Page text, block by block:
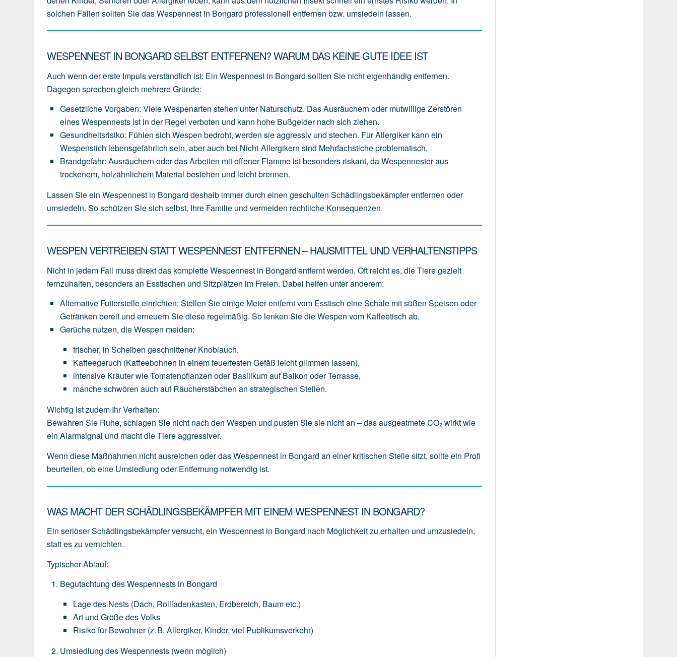
solchen Fällen sollten Sie das Wespennest in Bongard professionell entfernen bzw. umsiedeln lassen.
WESPENNEST IN BONGARD SELBST ENTFERNEN? WARUM DAS KEINE GUTE IDEE IST
Auch wenn der erste Impuls verständlich ist: Ein Wespennest in Bongard sollten Sie nicht eigenhändig entfernen.
Dagegen sprechen gleich mehrere Gründe:
Gesetzliche Vorgaben: VieleWespenarten stehen unter Naturschutz. DasAusräuchern oder mutwilligeZerstören
einesWespennests ist in der Regel verboten und kann hohe Bußgelder nach sich ziehen.
Gesundheitsrisiko: Fühlen sich Wespen bedroht, werden sieaggressiv und stechen. FürAllergiker kann ein
Wespenstich lebensgefährlich sein, aberauch bei Nicht-Allergikern sind Mehrfachsticheproblematisch.
Brandgefahr: Ausräuchern oderdasArbeiten mitoffener Flamme istbesonders riskant, daWespennesteraus
trockenem, holzähnlichem Material bestehen und leichtbrennen.
Lassen Sie ein Wespennest in Bongard deshalb immer durch einen geschulten Schädlingsbekämpfer entfernen oder
umsiedeln. So schützen Sie sich selbst, Ihre Familie und vermeiden rechtliche Konsequenzen.
WESPEN VERTREIBEN STATT WESPENNEST ENTFERNEN – HAUSMITTEL UND VERHALTENSTIPPS
Nicht in jedem Fall muss direkt das komplette Wespennest in Bongard entfernt werden. Oft reicht es, die Tiere gezielt
fernzuhalten, besonders an Esstischen und Sitzplätzen im Freien. Dabei helfen unter anderem:
Alternative Futterstelle einrichten: Stellen Sieeinige Meterentferntvom Esstisch eineSchale mitsüßen Speisen oder
Getränken bereit und erneuern Siediese regelmäßig. So lenken SiedieWespen vom Kaffeetisch ab.
Gerüche nutzen, die Wespen meiden:
frischer, in Scheiben geschnittener Knoblauch,
Kaffeegeruch (Kaffeebohnen in einemfeuerfesten Gefäß leichtglimmen lassen),
intensive KräuterwieTomatenpflanzen oder Basilikumauf Balkon oderTerrasse,
mancheschwören auch auf Räucherstäbchen an strategischen Stellen.
Wichtig ist zudem Ihr Verhalten:
Bewahren Sie Ruhe, schlagen Sie nicht nach den Wespen und pusten Sie sie nicht an – das ausgeatmete CO₂ wirkt wie
ein Alarmsignal und macht die Tiere aggressiver.
Wenn diese Maßnahmen nicht ausreichen oder das Wespennest in Bongard an einer kritischen Stelle sitzt, sollte ein Profi
beurteilen, ob eine Umsiedlung oder Entfernung notwendig ist.
WAS MACHT DER SCHÄDLINGSBEKÄMPFER MIT EINEM WESPENNEST IN BONGARD?
Ein seriöser Schädlingsbekämpfer versucht, ein Wespennest in Bongard nach Möglichkeit zu erhalten und umzusiedeln,
statt es zu vernichten.
Typischer Ablauf:
Begutachtung des Wespennests in Bongard
Lagedes Nests (Dach, Rollladenkasten, Erdbereich, Baumetc.)
Art und GrößedesVolks
Risikofür Bewohner (z.B. Allergiker, Kinder, viel Publikumsverkehr)
Umsiedlung des Wespennests (wenn möglich)